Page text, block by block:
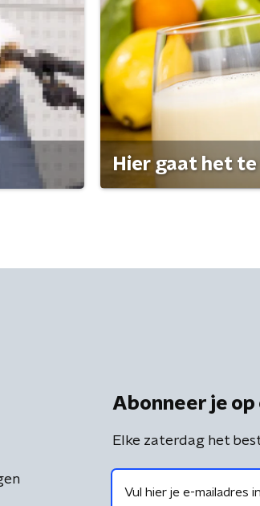
Hier gaat het
Abonneer je
Elke zaterdag het